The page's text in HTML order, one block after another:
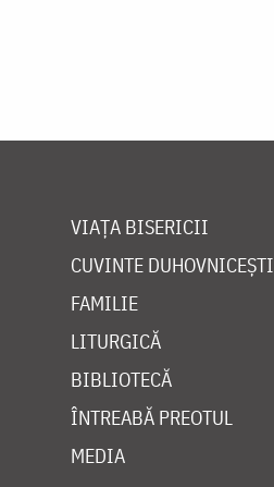
VIAȚA BISERICII
CUVINTE DUHOVNICEȘTI
FAMILIE
LITURGICĂ
BIBLIOTECĂ
ÎNTREABĂ PREOTUL
MEDIA